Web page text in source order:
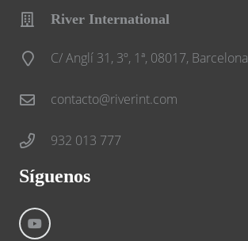
River International
C/ Anglí 31, 3º, 1ª, 08017, Barcelona
contacto@riverint.com
932 013 777
Síguenos